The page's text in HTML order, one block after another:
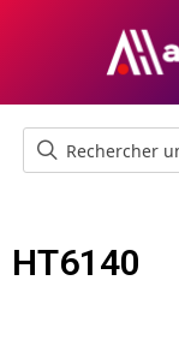
HT6140